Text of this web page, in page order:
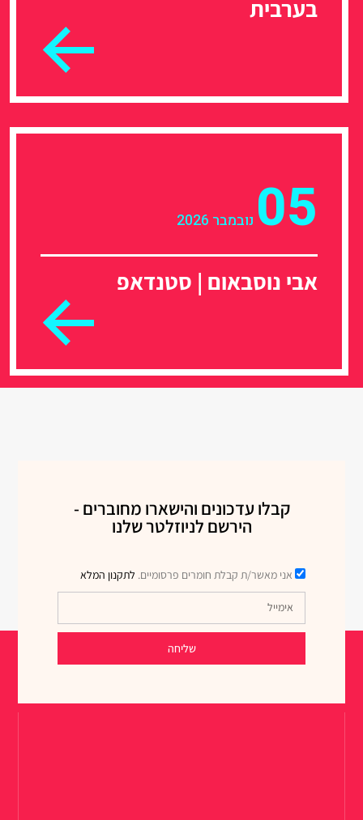
בערבית
05 נובמבר 2026
אבי נוסבאום | סטנדאפ
קבלו עדכונים והישארו מחוברים -
הירשם לניוזלטר שלנו
אני מאשר/ת קבלת חומרים פרסומיים. לתקנון המלא
שליחה